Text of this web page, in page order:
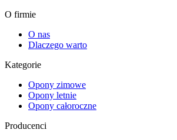
O firmie
O nas
Dlaczego warto
Kategorie
Opony zimowe
Opony letnie
Opony całoroczne
Producenci